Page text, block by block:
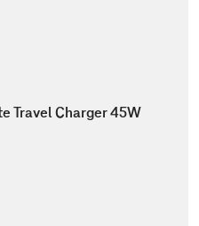
Travel Charger 45W